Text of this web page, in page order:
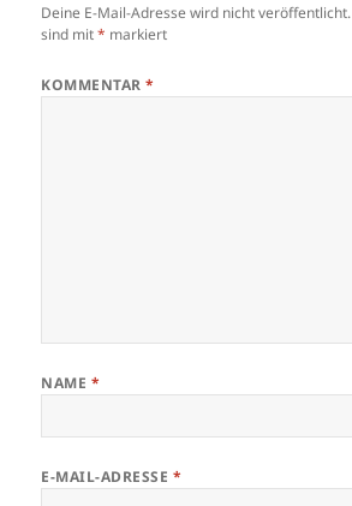
Deine E-Mail-Adresse wird nicht veröffentlicht.
sind mit* markiert
KOMMENTAR*
NAME *
E-MAIL-ADRESSE *